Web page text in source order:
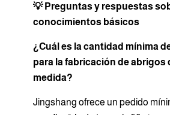
💡 Preguntas y respuestas
conocimientos básicos
¿Cuál es la cantidad mínima
para la fabricación de abrigos
medida?
Jingshang ofrece un pedido